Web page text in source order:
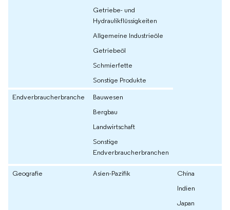
Getriebe- und
Hydraulikflüssigkeiten
Allgemeine Industrieöle
Getriebeöl
Schmierfette
Sonstige Produkte
Endverbraucherbranche
Bauwesen
Bergbau
Landwirtschaft
Sonstige
Endverbraucherbranchen
Geografie Asien-Pazifik
China
Indien
Japan